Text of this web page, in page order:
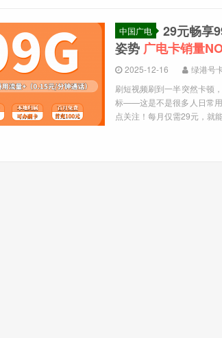
中国广电
29元畅享
姿势 广电卡销量
2025-12-16 绿港号
刷短视频刷到一半突然卡顿
标——这是不是很多人日常用
点关注！每月仅需29元，就